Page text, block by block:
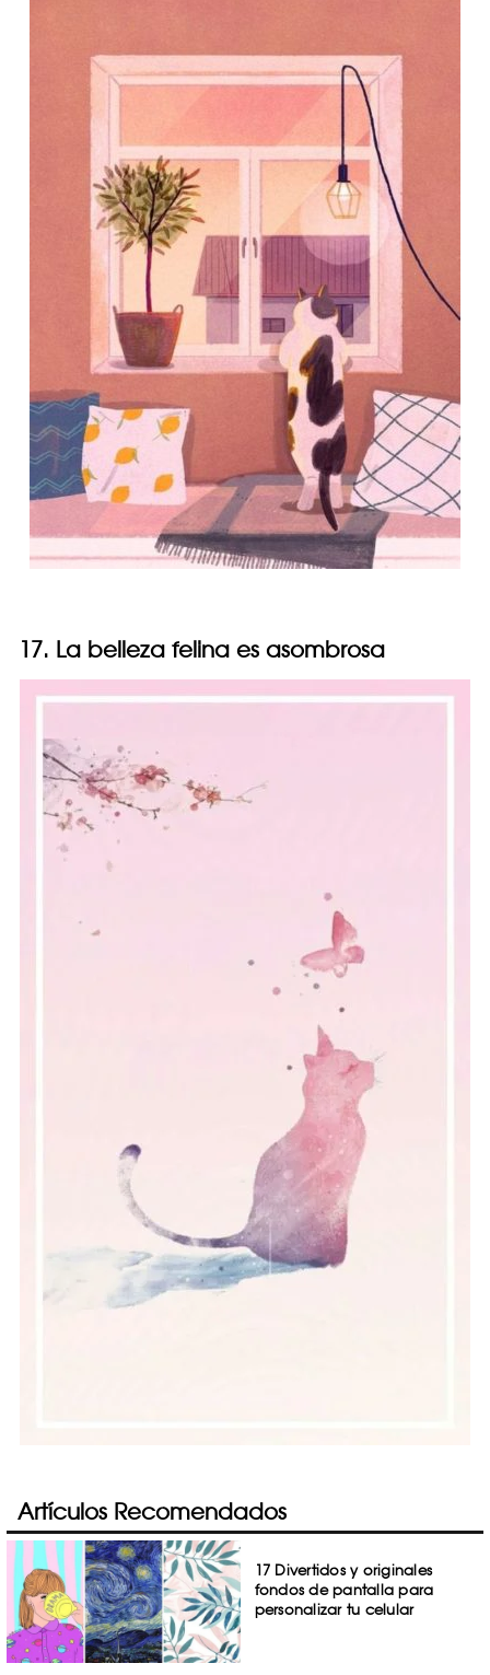
17. La belleza felina es asombrosa
Artículos Recomendados
17 Divertidos y originales
fondos de pantalla para
personalizar tu celular